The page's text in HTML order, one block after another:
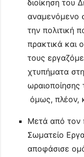
διοίκηση του
αναμενόμενο
την πολιτική
πρακτικά και
τους
χτυπήματα
ωραιοποίησης
όμως, πλέον,
Μετά από τον
Σωματείο
αποφάσισε